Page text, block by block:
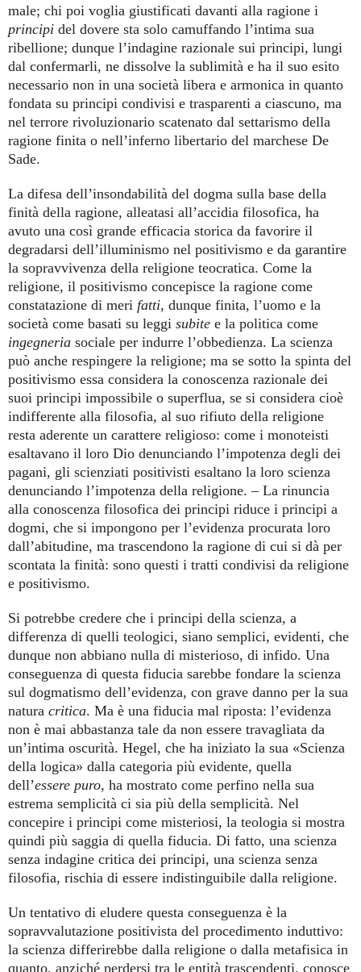
male; chi poi voglia giustificati davanti alla ragione i
principi del dovere sta solo camuffando l’intima sua
ribellione; dunque l’indagine razionale sui principi, lungi
dal confermarli, ne dissolve la sublimità e ha il suo esito
necessario non in una società libera e armonica in quanto
fondata su principi condivisi e trasparenti a ciascuno, ma
nel terrore rivoluzionario scatenato dal settarismo della
ragione finita o nell’inferno libertario del marchese De
Sade.
La difesa dell’insondabilità del dogma sulla base della
finità della ragione, alleatasi all’accidia filosofica, ha
avuto una così grande efficacia storica da favorire il
degradarsi dell’illuminismo nel positivismo e da garantire
la sopravvivenza della religione teocratica. Come la
religione, il positivismo concepisce la ragione come
constatazione di meri fatti, dunque finita, l’uomo e la
società come basati su leggi subite e la politica come
ingegneria sociale per indurre l’obbedienza. La scienza
può anche respingere la religione; ma se sotto la spinta del
positivismo essa considera la conoscenza razionale dei
suoi principi impossibile o superflua, se si considera cioè
indifferente alla filosofia, al suo rifiuto della religione
resta aderente un carattere religioso: come i monoteisti
esaltavano il loro Dio denunciando l’impotenza degli dei
pagani, gli scienziati positivisti esaltano la loro scienza
denunciando l’impotenza della religione. – La rinuncia
alla conoscenza filosofica dei principi riduce i principi a
dogmi, che si impongono per l’evidenza procurata loro
dall’abitudine, ma trascendono la ragione di cui si dà per
scontata la finità: sono questi i tratti condivisi da religione
e positivismo.
Si potrebbe credere che i principi della scienza, a
differenza di quelli teologici, siano semplici, evidenti, che
dunque non abbiano nulla di misterioso, di infido. Una
conseguenza di questa fiducia sarebbe fondare la scienza
sul dogmatismo dell’evidenza, con grave danno per la sua
natura critica. Ma è una fiducia mal riposta: l’evidenza
non è mai abbastanza tale da non essere travagliata da
un’intima oscurità. Hegel, che ha iniziato la sua «Scienza
della logica» dalla categoria più evidente, quella
dell’essere puro, ha mostrato come perfino nella sua
estrema semplicità ci sia più della semplicità. Nel
concepire i principi come misteriosi, la teologia si mostra
quindi più saggia di quella fiducia. Di fatto, una scienza
senza indagine critica dei principi, una scienza senza
filosofia, rischia di essere indistinguibile dalla religione.
Un tentativo di eludere questa conseguenza è la
sopravvalutazione positivista del procedimento induttivo:
la scienza differirebbe dalla religione o dalla metafisica in
quanto, anziché perdersi tra le entità trascendenti, conosce